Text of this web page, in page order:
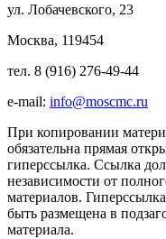
ул. Лобачевского, 23
Москва, 119454
тел. 8 (916) 276-49-44
e-mail: info@moscmc.ru
При копировании
обязательна прямая
гиперссылка. Ссылка
независимости от
материалов.
быть размещена в
материала.